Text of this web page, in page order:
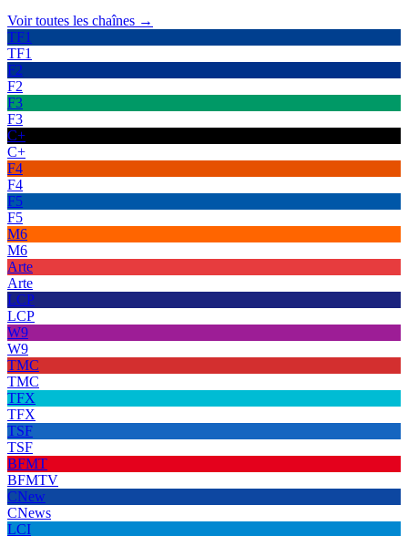
Voir toutes les chaînes →
TF1
TF1
F2
F2
F3
F3
C+
C+
F4
F4
F5
F5
M6
M6
Arte
Arte
LCP
LCP
W9
W9
TMC
TMC
TFX
TFX
TSF
TSF
BFMT
BFMTV
CNew
CNews
LCI